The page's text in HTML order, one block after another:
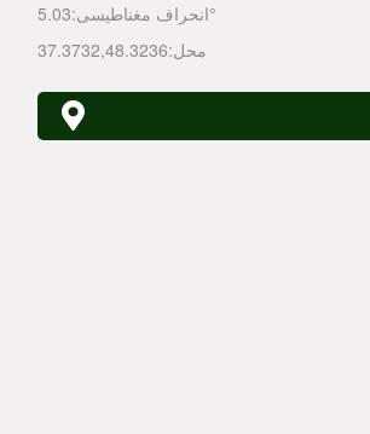
انحراف مغناطیسی:5.03°
محل:
37.3732,48.3236